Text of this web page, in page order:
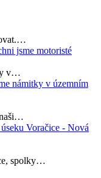
jsme motoristé
v…
námitky v územním
naši…
Voračice - Nová
spolky…